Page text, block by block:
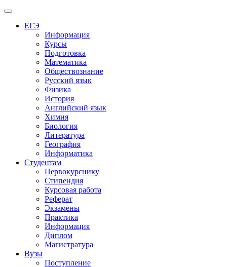
Меню
ЕГЭ
Информация
Курсы
Подготовка
Математика
Обществознание
Русский язык
Физика
История
Английский язык
Химия
Биология
Литература
География
Информатика
Студентам
Первокурснику
Стипендия
Курсовая работа
Реферат
Экзамены
Практика
Информация
Диплом
Магистратура
Вузы
Поступление